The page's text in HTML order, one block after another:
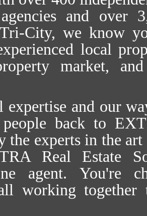
and over
City, we know
local
market,
expertise and our
back to
the experts in the
Real Estate
agent. You're
working